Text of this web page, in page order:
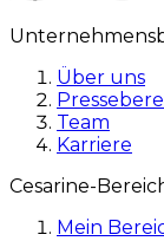
Über uns
Team
Karriere
Cesarine-
Mein